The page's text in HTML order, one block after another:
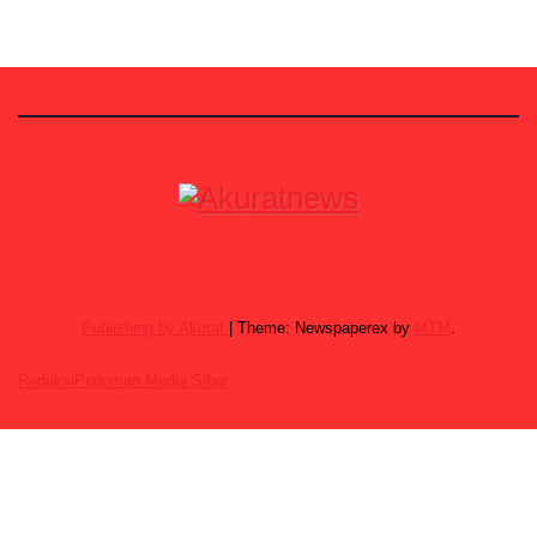
| Theme: Newspaperex by